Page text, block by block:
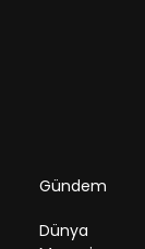
Gündem
Dünya